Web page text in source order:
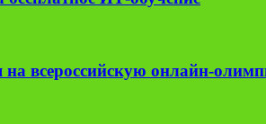
всероссийскую онлайн-